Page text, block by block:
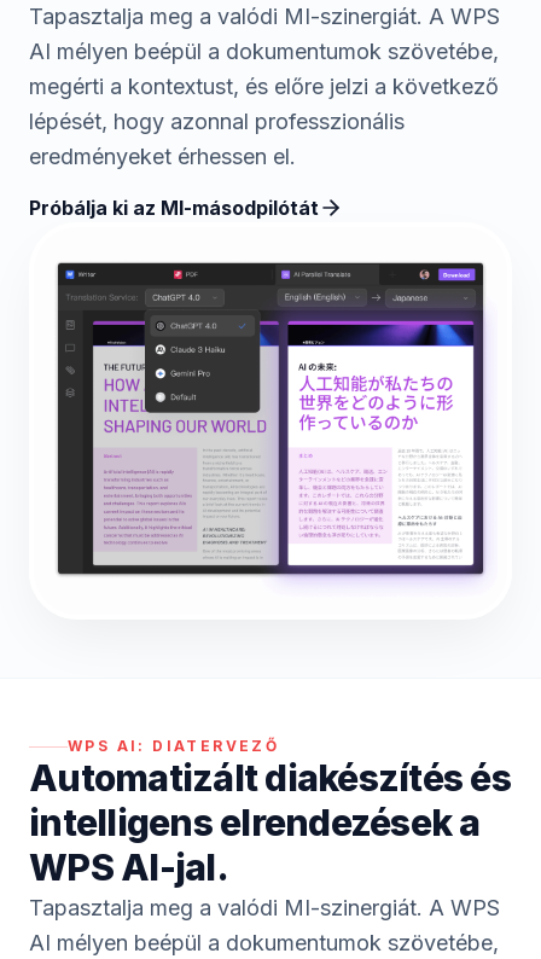
Tapasztalja meg a valódi MI-szinergiát. A WPS
AI mélyen beépül a dokumentumok szövetébe,
megérti a kontextust, és előre jelzi a következő
lépését, hogy azonnal professzionális
eredményeket érhessen el.
Próbálja ki az MI-másodpilótát
WPS AI: DIATERVEZŐ
Automatizált diakészítés és
intelligens elrendezések a
WPS AI-jal.
Tapasztalja meg a valódi MI-szinergiát. A WPS
AI mélyen beépül a dokumentumok szövetébe,